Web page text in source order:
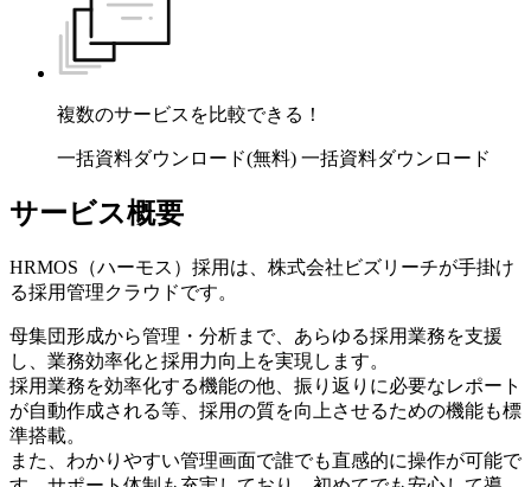
複数のサービスを比較できる！
一括資料ダウンロード(無料) 一括資料ダウンロード
サービス概要
HRMOS（ハーモス）採用は、株式会社ビズリーチが手掛け
る採用管理クラウドです。
母集団形成から管理・分析まで、あらゆる採用業務を支援
し、業務効率化と採用力向上を実現します。
採用業務を効率化する機能の他、振り返りに必要なレポート
が自動作成される等、採用の質を向上させるための機能も標
準搭載。
また、わかりやすい管理画面で誰でも直感的に操作が可能で